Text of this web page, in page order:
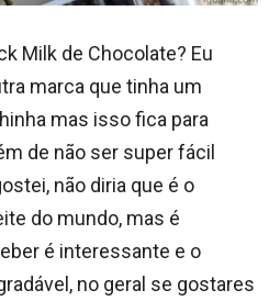
Milk de Chocolate? Eu
marca que tinha um
mas isso fica para
de não ser super fácil
não diria que é o
do mundo, mas é
é interessante e o
no geral se gostares